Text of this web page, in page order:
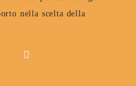
nella scelta della